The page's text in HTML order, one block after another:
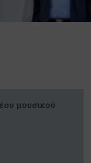
μουσικού